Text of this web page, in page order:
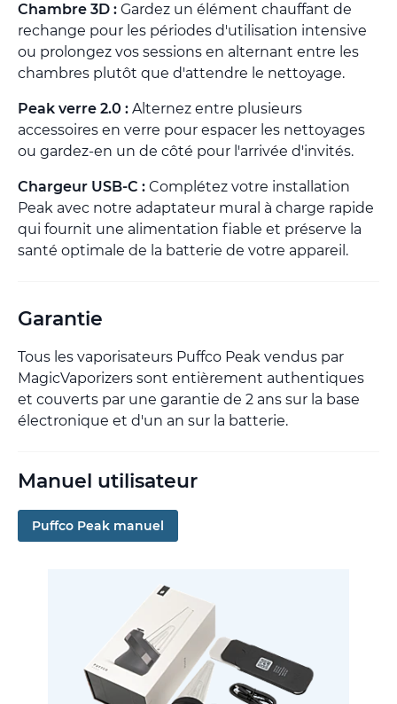
Chambre 3D : Gardez un élément chauffant de
rechange pour les périodes d'utilisation intensive
ou prolongez vos sessions en alternant entre les
chambres plutôt que d'attendre le nettoyage.
Peak verre 2.0 : Alternez entre plusieurs
accessoires en verre pour espacer les nettoyages
ou gardez-en un de côté pour l'arrivée d'invités.
Chargeur USB-C : Complétez votre installation
Peak avec notre adaptateur mural à charge rapide
qui fournit une alimentation fiable et préserve la
santé optimale de la batterie de votre appareil.
Garantie
Tous les vaporisateurs Puffco Peak vendus par
MagicVaporizers sont entièrement authentiques
et couverts par une garantie de 2 ans sur la base
électronique et d'un an sur la batterie.
Manuel utilisateur
Puffco Peak manuel